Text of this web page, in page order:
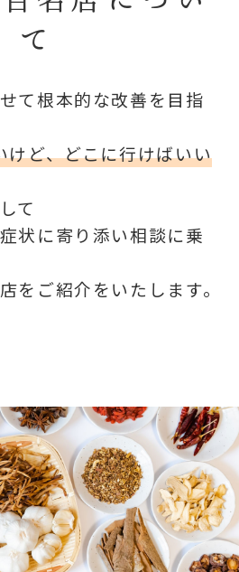
て
て根本的な改善を目指
けど、どこに行けばいい
て
状に寄り添い相談に乗
をご紹介をいたします。